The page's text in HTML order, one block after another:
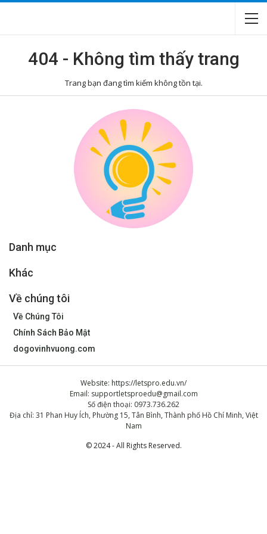
404 - Không tìm thấy trang
Trang bạn đang tìm kiếm không tồn tại.
Danh mục
Khác
Về chúng tôi
Về Chúng Tôi
Chính Sách Bảo Mật
dogovinhvuong.com
Website: https://letspro.edu.vn/
Email: supportletsproedu@gmail.com
Số điện thoại: 0973.736.262
Địa chỉ: 31 Phan Huy Ích, Phường 15, Tân Bình, Thành phố Hồ Chí Minh, Việt
Nam
© 2024 - All Rights Reserved.